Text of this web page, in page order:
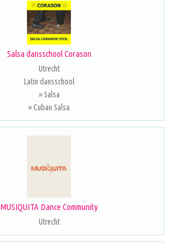
Salsa dansschool Corason
Utrecht
Latin dansschool
» Salsa
» Cuban Salsa
MUSIQUITA Dance Community
Utrecht